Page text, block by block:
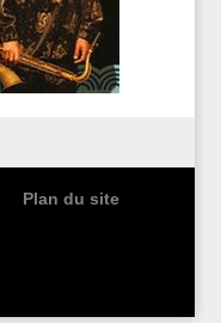
Plan du site